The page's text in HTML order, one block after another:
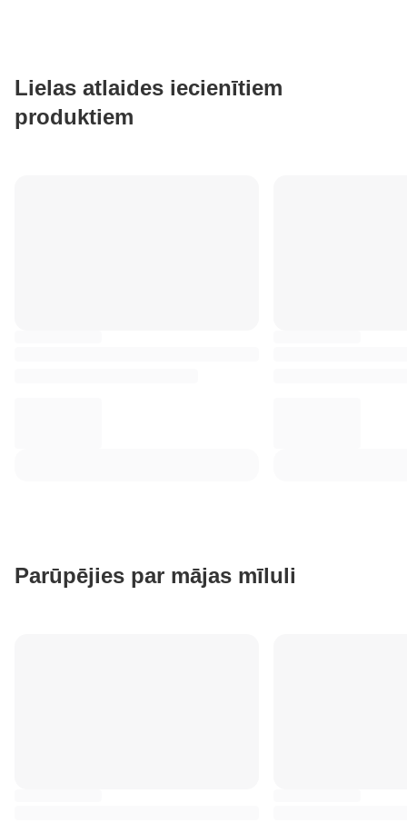
Lielas atlaides iecienītiem
produktiem
Parūpējies par mājas mīluli